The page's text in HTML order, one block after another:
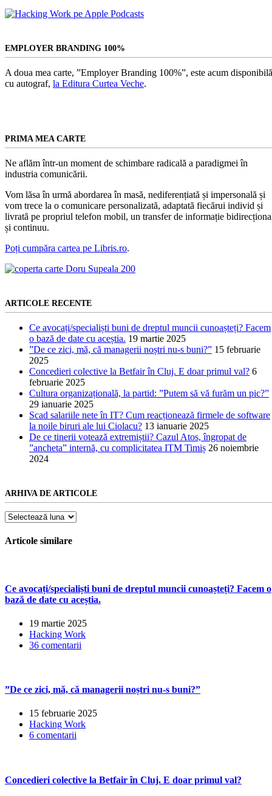
EMPLOYER BRANDING 100%
A doua mea carte, ”Employer Branding 100%”, este acum
cu autograf, la Editura Curtea Veche.
PRIMA MEA CARTE
Ne aflăm într-un moment de schimbare radicală a paradigmei în
industria comunicării.
Vom lăsa în urmă abordarea în masă, nediferențiată și impersonală și
vom trece la o comunicare personalizată, adaptată fiecărui individ și
livrată pe propriul telefon mobil, un transfer de informație
și continuu.
Poți cumpăra cartea pe Libris.ro.
ARTICOLE RECENTE
Ce avocați/specialiști buni de dreptul muncii cunoașteți? Facem
o bază de date cu aceștia. 19 martie 2025
”De ce zici, mă, că managerii noștri nu-s buni?” 15 februarie
2025
Concedieri colective la Betfair în Cluj. E doar primul val? 6
februarie 2025
Cultura organizațională, la partid: ”Putem să vă furăm un pic?”
29 ianuarie 2025
Scad salariile nete în IT? Cum reacționează firmele de software
la noile biruri ale lui Ciolacu? 13 ianuarie 2025
De ce tinerii votează extremiștii? Cazul Atos, îngropat de
”ancheta” internă, cu complicitatea ITM Timiș 26 noiembrie
2024
ARHIVA DE ARTICOLE
Arhiva
articole
Articole similare
Ce avocați/specialiști buni de dreptul muncii cunoașteți? Facem o
bază de date cu aceștia.
19 martie 2025
Hacking Work
36 comentarii
”De ce zici, mă, că managerii noștri nu-s buni?”
15 februarie 2025
Hacking Work
6 comentarii
Concedieri colective la Betfair în Cluj. E doar primul val?